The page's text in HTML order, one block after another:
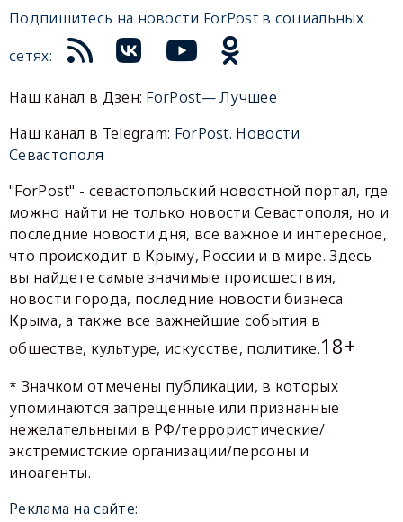
Подпишитесь на новости ForPost в социальных
сетях:
Наш канал в Дзен: ForPost— Лучшее
Наш канал в Telegram: ForPost. Новости
Севастополя
"ForPost" - севастопольский новостной портал, где
можно найти не только новости Севастополя, но и
последние новости дня, все важное и интересное,
что происходит в Крыму, России и в мире. Здесь
вы найдете самые значимые происшествия,
новости города, последние новости бизнеса
Крыма, а также все важнейшие события в
обществе, культуре, искусстве, политике.18+
* Значком отмечены публикации, в которых
упоминаются запрещенные или признанные
нежелательными в РФ/террористические/
экстремистские организации/персоны и
иноагенты.
Реклама на сайте: